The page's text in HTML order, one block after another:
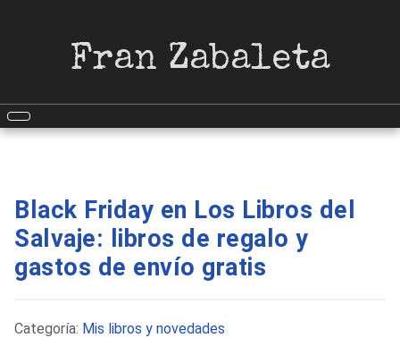
Fran Zabaleta
Black Friday en Los Libros del
Salvaje: libros de regalo y
gastos de envío gratis
Detalles
Categoría: Mis libros y novedades